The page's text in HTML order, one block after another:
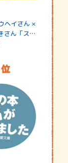
ヘイさん ×
さん「スペ